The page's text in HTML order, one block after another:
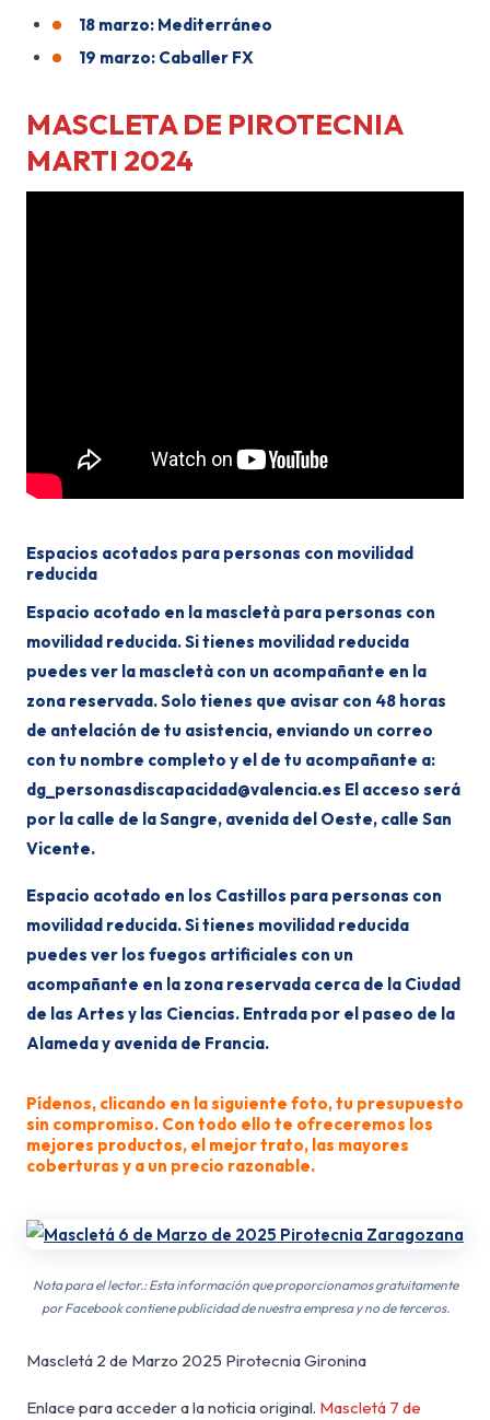
18 marzo: Mediterráneo
19 marzo: Caballer FX
MASCLETA DE PIROTECNIA
MARTI 2024
Espacios acotados para personas con movilidad
reducida
Espacio acotado en la mascletà para personas con
movilidad reducida. Si tienes movilidad reducida
puedes ver la mascletà con un acompañante en la
zona reservada. Solo tienes que avisar con 48 horas
de antelación de tu asistencia, enviando un correo
con tu nombre completo y el de tu acompañante a:
dg_personasdiscapacidad@valencia.es El acceso será
por la calle de la Sangre, avenida del Oeste, calle San
Vicente.
Espacio acotado en los Castillos para personas con
movilidad reducida. Si tienes movilidad reducida
puedes ver los fuegos artificiales con un
acompañante en la zona reservada cerca de la Ciudad
de las Artes y las Ciencias. Entrada por el paseo de la
Alameda y avenida de Francia.
Pídenos, clicando en la siguiente foto, tu presupuesto
sin compromiso. Con todo ello te ofreceremos los
mejores productos, el mejor trato, las mayores
coberturas y a un precio razonable.
Nota para el lector.: Esta información que proporcionamos gratuitamente
por Facebook contiene publicidad de nuestra empresa y no de terceros.
Mascletá 2 de Marzo 2025 Pirotecnia Gironina
Enlace para acceder a la noticia original. Mascletá 7 de